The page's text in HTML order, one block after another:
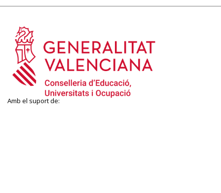
Amb el suport de: